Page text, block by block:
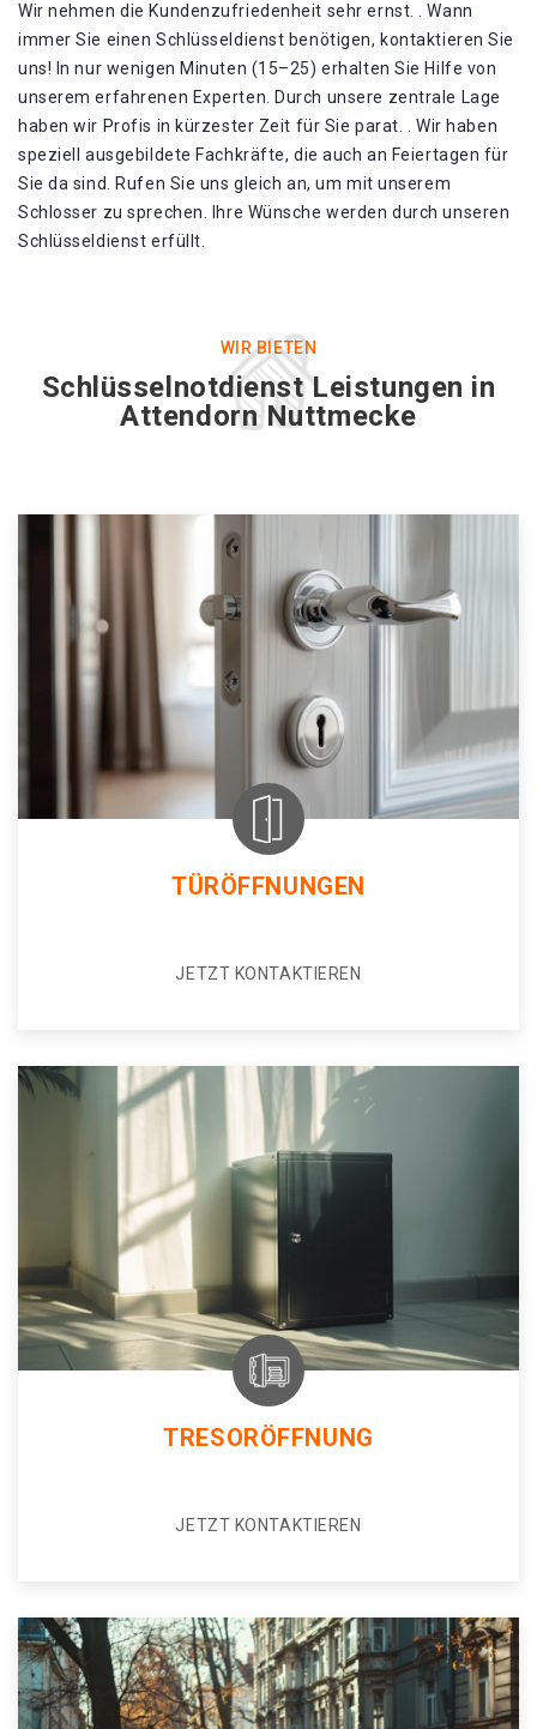
Wir nehmen die Kundenzufriedenheit sehr ernst. . Wann
immer Sie einen Schlüsseldienst benötigen, kontaktieren Sie
uns! In nur wenigen Minuten (15–25) erhalten Sie Hilfe von
unserem erfahrenen Experten. Durch unsere zentrale Lage
haben wir Profis in kürzester Zeit für Sie parat. . Wir haben
speziell ausgebildete Fachkräfte, die auch an Feiertagen für
Sie da sind. Rufen Sie uns gleich an, um mit unserem
Schlosser zu sprechen. Ihre Wünsche werden durch unseren
Schlüsseldienst erfüllt.
WIR BIETEN
Schlüsselnotdienst Leistungen in
Attendorn Nuttmecke
TÜRÖFFNUNGEN
JETZT KONTAKTIEREN
TRESORÖFFNUNG
JETZT KONTAKTIEREN